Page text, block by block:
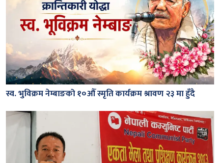
स्व. भुविक्रम नेम्बाङको १०औँ स्मृति कार्यक्रम श्रावण २३ मा हुँदै